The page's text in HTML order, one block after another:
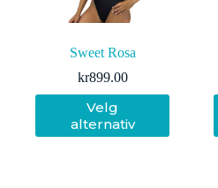
Sweet Rosa
kr899.00
Velg
alternativ
Dette
produktet
har